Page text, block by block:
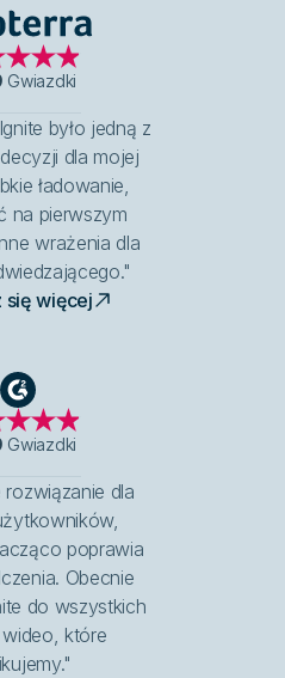
Capterra
Gwiazdki
było jedną z
dla mojej
ładowanie,
na pierwszym
wrażenia dla
się więcej
G2
Gwiazdki
dla
poprawia
Obecnie
do wszystkich
które